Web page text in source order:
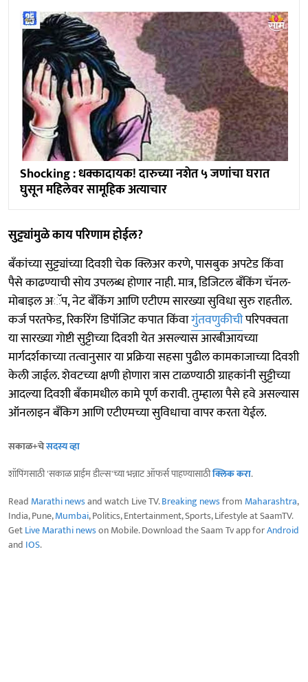
Shocking : धक्कादायक! दारुच्या नशेत ५ जणांचा घरात
घुसून महिलेवर सामूहिक अत्याचार
सुट्ट्यांमुळे काय परिणाम होईल?
बँकांच्या सुट्ट्यांच्या दिवशी चेक क्लिअर करणे, पासबुक अपटेड किंवा
पैसे काढण्याची सोय उपलब्ध होणार नाही. मात्र, डिजिटल बँकिंग चॅनल-
मोबाइल अॅप, नेट बँकिंग आणि एटीएम सारख्या सुविधा सुरु राहतील.
कर्ज परतफेड, रिकरिंग डिपॉजिट कपात किंवागुंतवणुकीचीपरिपक्वता
या सारख्या गोष्टी सुट्टीच्या दिवशी येत असल्यास आरबीआयच्या
मार्गदर्शकाच्या तत्वानुसार या प्रक्रिया सहसा पुढील कामकाजाच्या दिवशी
केली जाईल. शेवटच्या क्षणी होणारा त्रास टाळण्याठी ग्राहकांनी सुट्टीच्या
आदल्या दिवशी बँकामधील कामे पूर्ण करावी. तुम्हाला पैसे हवे असल्यास
ऑनलाइन बँकिग आणि एटीएमच्या सुविधाचा वापर करता येईल.
सकाळ+चेसदस्य व्हा
शॉपिंगसाठी 'सकाळ प्राईम डील्स'च्या भन्नाट ऑफर्स पाहण्यासाठीक्लिक करा.
Read Marathi newsand watch Live TV.Breaking newsfrom Maharashtra,
India, Pune,Mumbai, Politics, Entertainment, Sports, Lifestyle at SaamTV.
GetLive Marathi newson Mobile. Download the Saam Tv app forAndroid
and IOS.